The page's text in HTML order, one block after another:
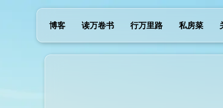
博客 读万卷书 行万里路 私房菜